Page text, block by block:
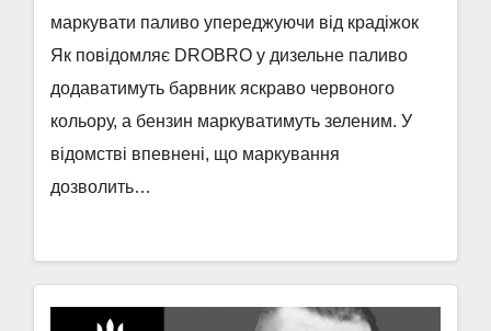
маркувати паливо упереджуючи від крадіжок
Як повідомляє DROBRO у дизельне паливо
додаватимуть барвник яскраво червоного
кольору, а бензин маркуватимуть зеленим. У
відомстві впевнені, що маркування
дозволить…